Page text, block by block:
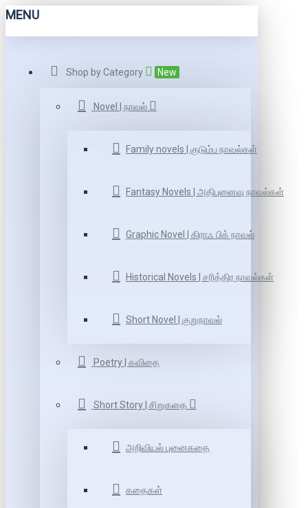
MENU
Shop by Category New
Novel | நாவல்
Family novels | குடும்ப நாவல்கள்
Fantasy Novels | அதிபுனைவு நாவல்கள்
Graphic Novel | கிராஃ பிக் நாவல்
Historical Novels | சரித்திர நாவல்கள்
Short Novel | குறுநாவல்
Poetry | கவிதை
Short Story | சிறுகதை
அறிவியல் புனைகதை
கதைகள்